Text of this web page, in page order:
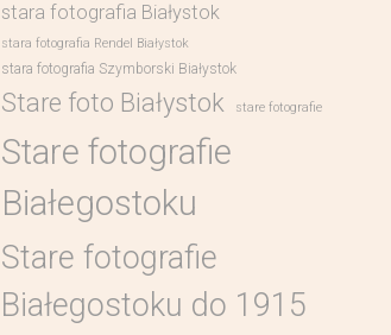
stara fotografia Białystok
stara fotografia Rendel Białystok
stara fotografia Szymborski Białystok
Stare foto Białystok stare fotografie
Stare fotografie
Białegostoku
Stare fotografie
Białegostoku do 1915